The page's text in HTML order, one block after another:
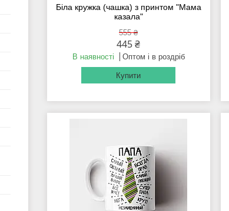
Біла кружка (чашка) з принтом "Мама
казала"
555 ₴
445 ₴
В наявності Оптом і в роздріб
Купити